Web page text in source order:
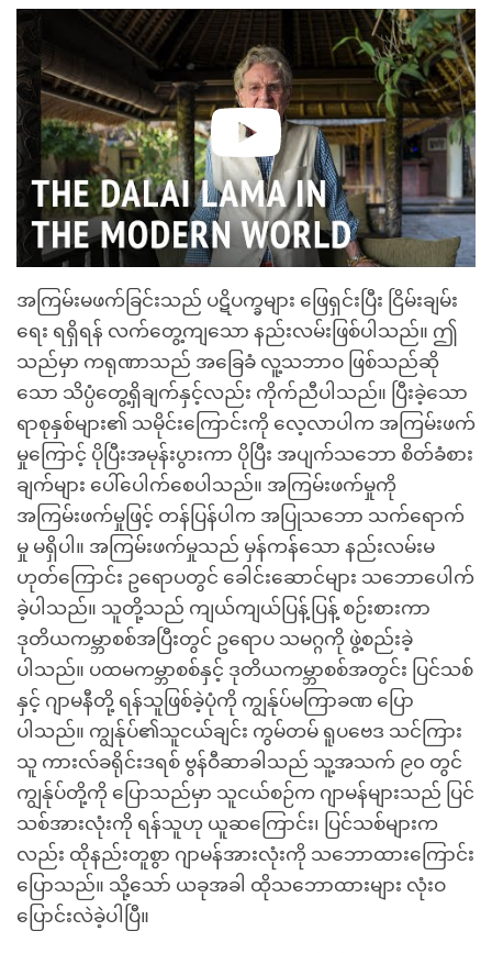
facebook
အကြမ်းမဖက်ခြင်းသည် ပဋိပက္ခများ ဖြေရှင်းပြီး ငြိမ်းချမ်း
ရေး ရရှိရန် လက်တွေ့ကျသော နည်းလမ်းဖြစ်ပါသည်။ ဤ
သည်မှာ ကရုဏာသည် အခြေခံ လူ့သဘာဝ ဖြစ်သည်ဆို
သော သိပ္ပံတွေ့ရှိချက်နှင့်လည်း ကိုက်ညီပါသည်။ ပြီးခဲ့သော
ရာစုနှစ်များ၏ သမိုင်းကြောင်းကို လေ့လာပါက အကြမ်းဖက်
မှုကြောင့် ပိုပြီးအမုန်းပွားကာ ပိုပြီး အပျက်သဘော စိတ်ခံစား
ချက်များ ပေါ်ပေါက်စေပါသည်။ အကြမ်းဖက်မှုကို
အကြမ်းဖက်မှုဖြင့် တန်ပြန်ပါက အပြုသဘော သက်ရောက်
မှု မရှိပါ။ အကြမ်းဖက်မှုသည် မှန်ကန်သော နည်းလမ်းမ
ဟုတ်ကြောင်း ဥရောပတွင် ခေါင်းဆောင်များ သဘောပေါက်
ခဲ့ပါသည်။ သူတို့သည် ကျယ်ကျယ်ပြန့်ပြန့် စဉ်းစားကာ
ဒုတိယကမ္ဘာစစ်အပြီးတွင် ဥရောပ သမဂ္ဂကို ဖွဲ့စည်းခဲ့
ပါသည်။ ပထမကမ္ဘာစစ်နှင့် ဒုတိယကမ္ဘာစစ်အတွင်း ပြင်သစ်
နှင့် ဂျာမနီတို့ ရန်သူဖြစ်ခဲ့ပုံကို ကျွန်ုပ်မကြာခဏ ပြော
ပါသည်။ ကျွန်ုပ်၏သူငယ်ချင်း ကွမ်တမ် ရူပဗေဒ သင်ကြား
သူ ကားလ်ခရိုင်းဒရစ် ဗွန်ဝီဆာခါသည် သူ့အသက် ၉၀ တွင်
ကျွန်ုပ်တို့ကို ပြောသည်မှာ သူငယ်စဉ်က ဂျာမန်များသည် ပြင်
သစ်အားလုံးကို ရန်သူဟု ယူဆကြောင်း၊ ပြင်သစ်များက
လည်း ထိုနည်းတူစွာ ဂျာမန်အားလုံးကို သဘောထားကြောင်း
ပြောသည်။ သို့သော် ယခုအခါ ထိုသဘောထားများ လုံးဝ
ပြောင်းလဲခဲ့ပါပြီ။